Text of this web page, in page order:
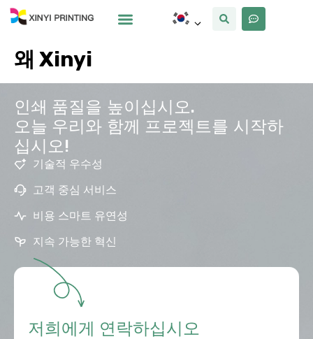
왜 Xinyi
인쇄 품질을 높이십시오.
오늘 우리와 함께 프로젝트를 시작하
십시오!
기술적 우수성
고객 중심 서비스
비용 스마트 유연성
지속 가능한 혁신
저희에게 연락하십시오